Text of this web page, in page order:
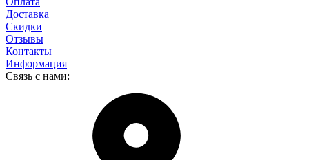
Доставка
Скидки
Отзывы
Контакты
Информация
Связь с нами: